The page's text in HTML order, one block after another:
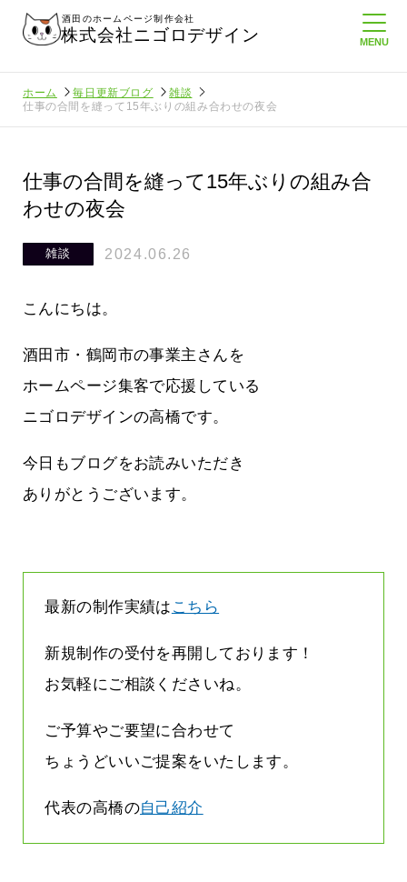
酒田のホームページ制作会社
株式会社ニゴロデザイン
ホーム 毎日更新ブログ
雑談
仕事の合間を縫って15年ぶりの組み合わせの夜会
仕事の合間を縫って15年ぶりの組み合
わせの夜会
雑談 2024.06.26
こんにちは。
酒田市・鶴岡市の事業主さんを
ホームページ集客で応援している
ニゴロデザインの高橋です。
今日もブログをお読みいただき
ありがとうございます。
最新の制作実績は こちら
新規制作の受付を再開しております！
お気軽にご相談くださいね。
ご予算やご要望に合わせて
ちょうどいいご提案をいたします。
代表の高橋の自己紹介
り利
酒田商工会議所さんへニゴロ通信を持
って行くときって8～9割方雨なんです
よね